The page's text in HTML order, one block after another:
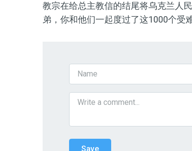
教宗在给总主教信的结尾将乌克兰人
弟，你和他们一起度过了这1000个受